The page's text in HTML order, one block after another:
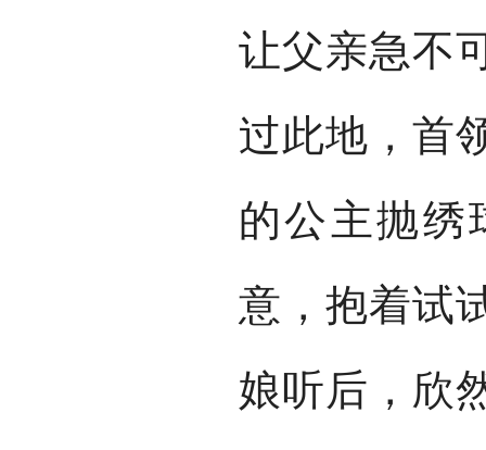
让父亲急不
过此地，首
的公主抛绣
意，抱着试
娘听后，欣